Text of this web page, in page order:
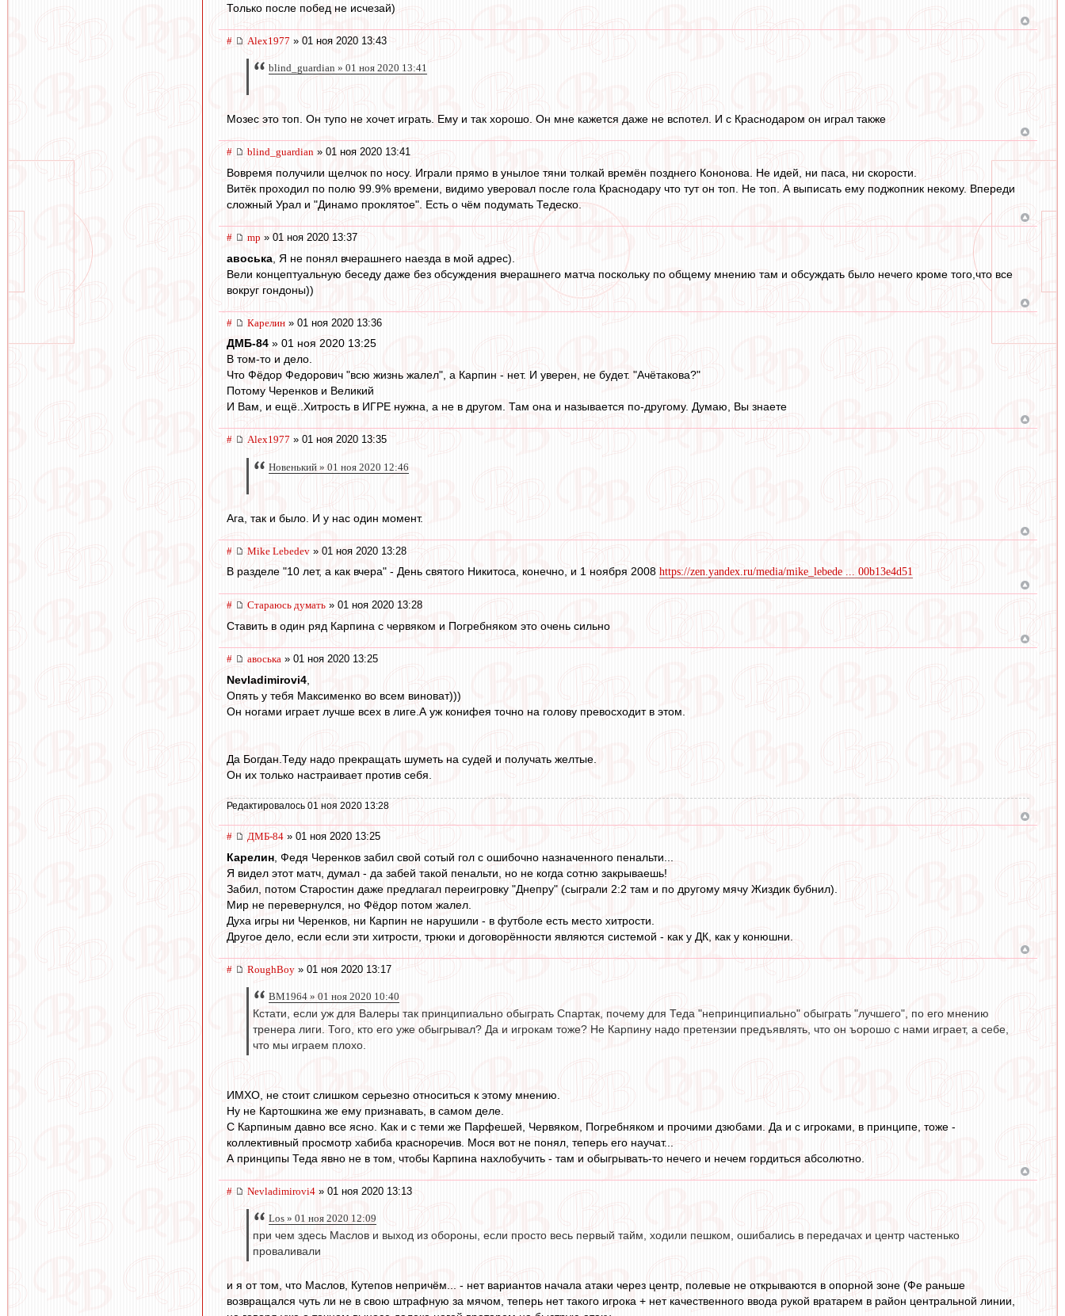
Только после побед не исчезай)
# Alex1977 » 01 ноя 2020 13:43
blind_guardian » 01 ноя 2020 13:41
Мозес это топ. Он тупо не хочет играть. Ему и так хорошо. Он мне кажется даже не вспотел. И с Краснодаром он играл также
# blind_guardian » 01 ноя 2020 13:41
Вовремя получили щелчок по носу. Играли прямо в унылое тяни толкай времён позднего Кононова. Не идей, ни паса, ни скорости.
Витёк проходил по полю 99.9% времени, видимо уверовал после гола Краснодару что тут он топ. Не топ. А выписать ему поджопник некому. Впереди
сложный Урал и "Динамо проклятое". Есть о чём подумать Тедеско.
# mp » 01 ноя 2020 13:37
авоська , Я не понял вчерашнего наезда в мой адрес).
Вели концептуальную беседу даже без обсуждения вчерашнего матча поскольку по общему мнению там и обсуждать было нечего кроме того,что все
вокруг гондоны))
# Карелин » 01 ноя 2020 13:36
ДМБ-84 » 01 ноя 2020 13:25
В том-то и дело.
Что Фёдор Федорович "всю жизнь жалел", а Карпин - нет. И уверен, не будет. "Ачётакова?"
Потому Черенков и Великий
И Вам, и ещё..Хитрость в ИГРЕ нужна, а не в другом. Там она и называется по-другому. Думаю, Вы знаете
# Alex1977 » 01 ноя 2020 13:35
Новенький » 01 ноя 2020 12:46
Ага, так и было. И у нас один момент.
# Mike Lebedev » 01 ноя 2020 13:28
В разделе "10 лет, а как вчера" - День святого Никитоса, конечно, и 1 ноября 2008 https://zen.yandex.ru/media/mike_lebede ... 00b13e4d51
# Стараюсь думать » 01 ноя 2020 13:28
Ставить в один ряд Карпина с червяком и Погребняком это очень сильно
# авоська » 01 ноя 2020 13:25
Nevladimirovi4
Опять у тебя Максименко во всем виноват)))
Он ногами играет лучше всех в лиге.А уж конифея точно на голову превосходит в этом.
Да Богдан.Теду надо прекращать шуметь на судей и получать желтые.
Он их только настраивает против себя.
Редактировалось 01 ноя 2020 13:28
# ДМБ-84 » 01 ноя 2020 13:25
Карелин , Федя Черенков забил свой сотый гол с ошибочно назначенного пенальти...
Я видел этот матч, думал - да забей такой пенальти, но не когда сотню закрываешь!
Забил, потом Старостин даже предлагал переигровку "Днепру" (сыграли 2:2 там и по другому мячу Жиздик бубнил).
Мир не перевернулся, но Фёдор потом жалел.
Духа игры ни Черенков, ни Карпин не нарушили - в футболе есть место хитрости.
Другое дело, если если эти хитрости, трюки и договорённости являются системой - как у ДК, как у конюшни.
# RoughBoy » 01 ноя 2020 13:17
BM1964 » 01 ноя 2020 10:40
Кстати, если уж для Валеры так принципиально обыграть Спартак, почему для Теда "непринципиально" обыграть "лучшего", по его мнению
тренера лиги. Того, кто его уже обыгрывал? Да и игрокам тоже? Не Карпину надо претензии предъявлять, что он ъорошо с нами играет, а себе,
что мы играем плохо.
ИМХО, не стоит слишком серьезно относиться к этому мнению.
Ну не Картошкина же ему признавать, в самом деле.
С Карпиным давно все ясно. Как и с теми же Парфешей, Червяком, Погребняком и прочими дзюбами. Да и с игроками, в принципе, тоже -
коллективный просмотр хабиба красноречив. Мося вот не понял, теперь его научат...
А принципы Теда явно не в том, чтобы Карпина нахлобучить - там и обыгрывать-то нечего и нечем гордиться абсолютно.
# Nevladimirovi4 » 01 ноя 2020 13:13
Los » 01 ноя 2020 12:09
при чем здесь Маслов и выход из обороны, если просто весь первый тайм, ходили пешком, ошибались в передачах и центр частенько
проваливали
и я от том, что Маслов, Кутепов непричём... - нет вариантов начала атаки через центр, полевые не открываются в опорной зоне (Фе раньше
возвращался чуть ли не в свою штрафную за мячом, теперь нет такого игрока + нет качественного ввода рукой вратарем в район центральной линии,